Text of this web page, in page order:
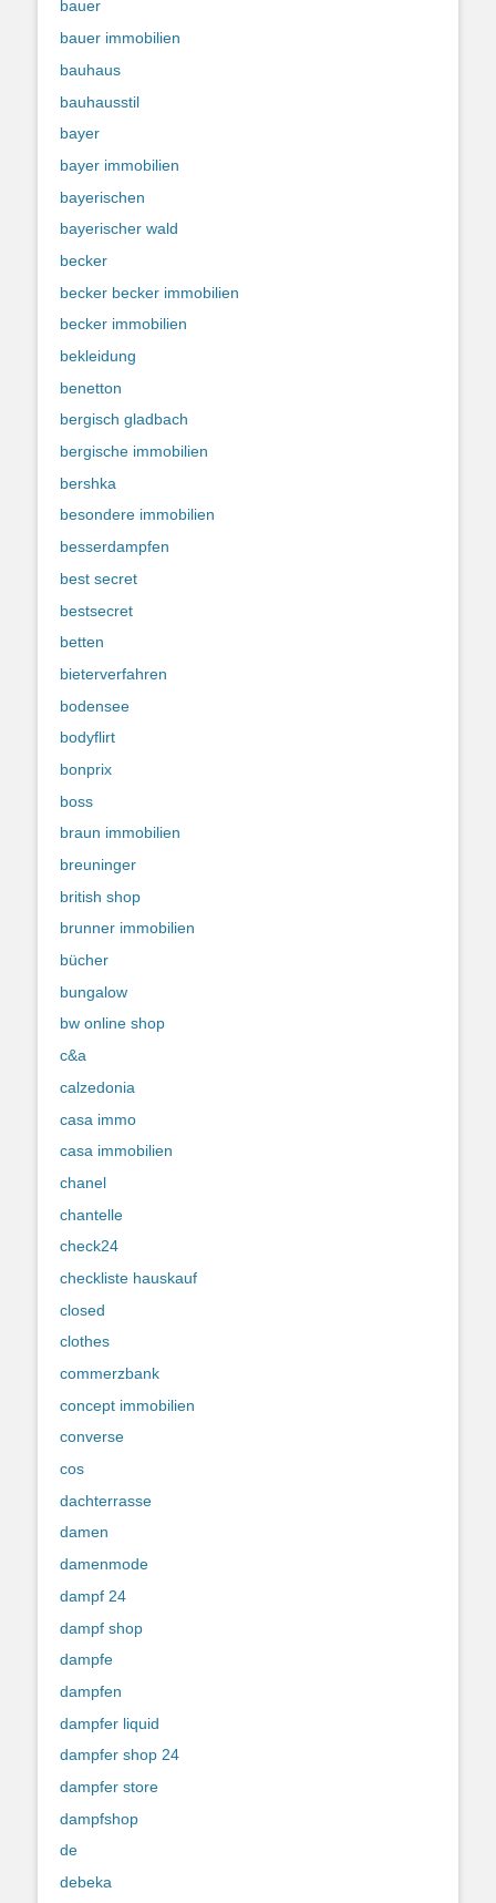
bauer
bauer immobilien
bauhaus
bauhausstil
bayer
bayer immobilien
bayerischen
bayerischer wald
becker
becker becker immobilien
becker immobilien
bekleidung
benetton
bergisch gladbach
bergische immobilien
bershka
besondere immobilien
besserdampfen
best secret
bestsecret
betten
bieterverfahren
bodensee
bodyflirt
bonprix
boss
braun immobilien
breuninger
british shop
brunner immobilien
bücher
bungalow
bw online shop
c&a
calzedonia
casa immo
casa immobilien
chanel
chantelle
check24
checkliste hauskauf
closed
clothes
commerzbank
concept immobilien
converse
cos
dachterrasse
damen
damenmode
dampf 24
dampf shop
dampfe
dampfen
dampfer liquid
dampfer shop 24
dampfer store
dampfshop
de
debeka